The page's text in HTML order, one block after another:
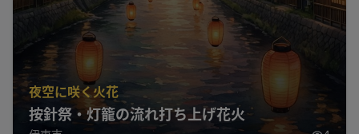
夜空に咲く火花
按針祭・灯籠の流れ打ち上げ花火